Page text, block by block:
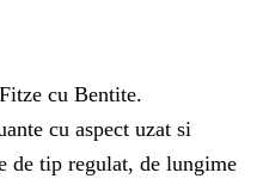
cu Bentite.
cu aspect uzat si
de tip regulat, de lungime